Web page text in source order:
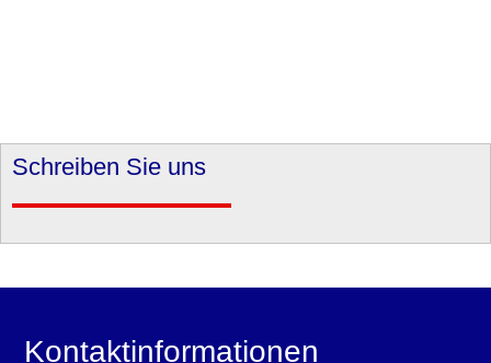
Kontaktinformationen
Schreiben Sie uns